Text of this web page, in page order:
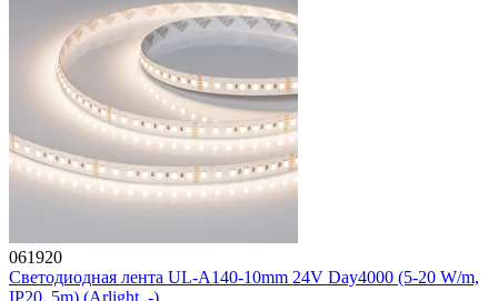
061920
Светодиодная лента UL-A140-10mm 24V Day4000 (5-20 W/m,
IP20, 5m) (Arlight, -)